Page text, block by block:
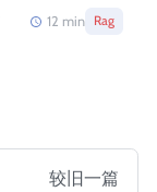
12 min Rag
较旧一篇